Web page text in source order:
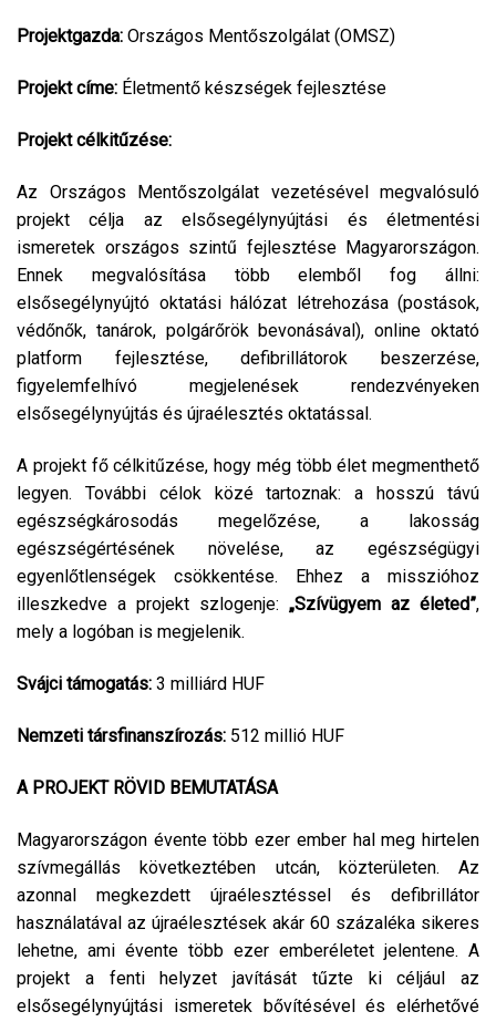
Projektgazda: Országos Mentőszolgálat (OMSZ)
Projekt címe: Életmentő készségek fejlesztése
Projekt célkitűzése:
Az Országos Mentőszolgálat vezetésével megvalósuló
projekt célja az elsősegélynyújtási és életmentési
ismeretek országos szintű fejlesztése Magyarországon.
Ennek megvalósítása több elemből fog állni:
elsősegélynyújtó oktatási hálózat létrehozása (postások,
védőnők, tanárok, polgárőrök bevonásával), online oktató
platform fejlesztése, defibrillátorok beszerzése,
figyelemfelhívó megjelenések rendezvényeken
elsősegélynyújtás és újraélesztés oktatással.
A projekt fő célkitűzése, hogy még több élet megmenthető
legyen. További célok közé tartoznak: a hosszú távú
egészségkárosodás megelőzése, a lakosság
egészségértésének növelése, az egészségügyi
egyenlőtlenségek csökkentése. Ehhez a misszióhoz
illeszkedve a projekt szlogenje: „Szívügyem az életed”,
mely a logóban is megjelenik.
Svájci támogatás: 3 milliárd HUF
Nemzeti társfinanszírozás: 512 millió HUF
A PROJEKT RÖVID BEMUTATÁSA
Magyarországon évente több ezer ember hal meg hirtelen
szívmegállás következtében utcán, közterületen. Az
azonnal megkezdett újraélesztéssel és defibrillátor
használatával az újraélesztések akár 60 százaléka sikeres
lehetne, ami évente több ezer emberéletet jelentene. A
projekt a fenti helyzet javítását tűzte ki céljául az
elsősegélynyújtási ismeretek bővítésével és elérhetővé